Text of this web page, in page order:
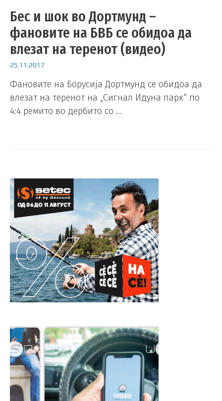
Бес и шок во Дортмунд –
фановите на БВБ се обидоа да
влезат на теренот (видео)
25.11.2017
Фановите на Борусија Дортмунд се обидоа да
влезат на теренот на „Сигнал Идуна парк“ по
4:4 ремито во дербито со …